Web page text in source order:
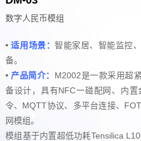
数字人民币模组
•适用场景：智能家居、智能监控
备。
• 产品简介： M2002是一款采用超
备设计，具有NFC一碰配网、内
令、MQTT协议、多平台连接、
网模组。
模组基于内置超低功耗Tensilica